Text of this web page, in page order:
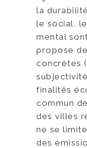
la
le social,
mental
propose
concrètes
finalités
commun
des villes
ne se
des